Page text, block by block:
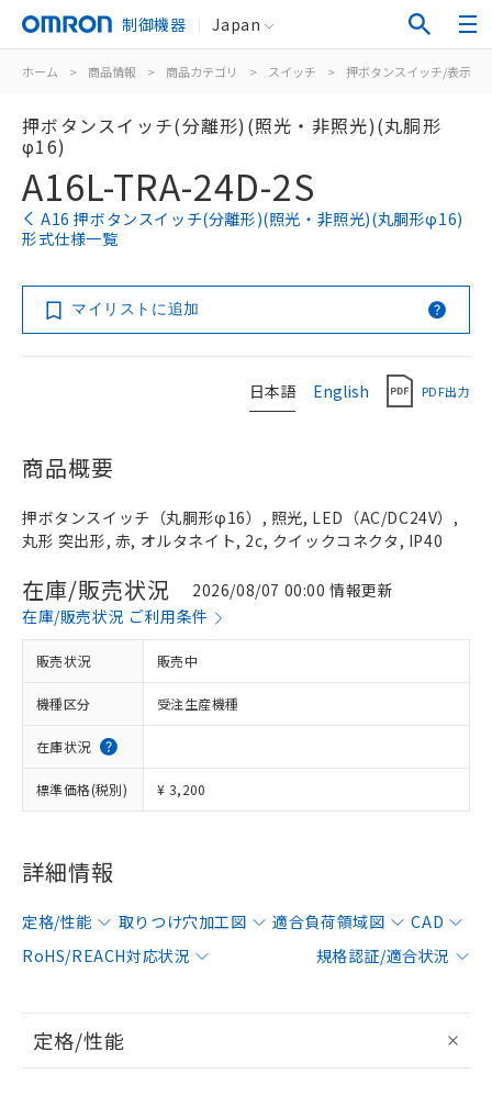
制御機器 Japan
ホーム > 商品情報 > 商品カテゴリ > スイッチ > 押ボタンスイッチ/表示灯
押ボタンスイッチ(分離形)(照光・非照光)(丸胴形
φ16)
A16L-TRA-24D-2S
A16 押ボタンスイッチ(分離形)(照光・非照光)(丸胴形φ16)
形式仕様一覧
マイリストに追加
日本語 English PDF出力
商品概要
押ボタンスイッチ（丸胴形φ16）, 照光, LED（AC/DC24V）,
丸形 突出形, 赤, オルタネイト, 2c, クイックコネクタ, IP40
在庫/販売状況
2026/08/07 00:00 情報更新
在庫/販売状況 ご利用条件
販売状況 販売中
機種区分 受注生産機種
在庫状況
標準価格(税別) ¥ 3,200
詳細情報
定格/性能 取りつけ穴加工図 適合負荷領域図
CAD
RoHS/REACH対応状況
規格認証/適合状況
定格/性能